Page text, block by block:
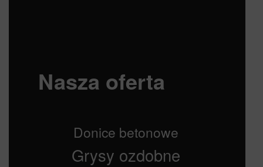
Nasza oferta
Donice betonowe
Grysy ozdobne